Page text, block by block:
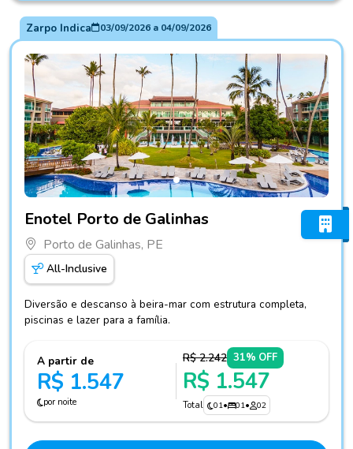
Zarpo Indica 03/09/2026a 04/09/2026
Enotel Porto de Galinhas
Porto de Galinhas, PE
All-Inclusive
Diversão e descanso à beira-mar com estrutura completa,
piscinas e lazer para a família.
A partir de
R$ 1.547
por noite
R$ 2.242 31% OFF
R$ 1.547
Total 01• 01• 02